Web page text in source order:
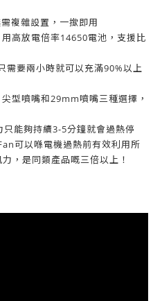
複雜設置，一撳即用
高放電倍率14650電池，支援比
需要兩小時就可以充滿90%以上
型噴嘴和29mm噴嘴三種選擇，
能夠持續3-5分鐘就會過熱停
可以喺電機過熱前有效利用所
，是同類產品嘅三倍以上！